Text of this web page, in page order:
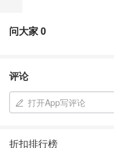
问大家0
评论
打开App写评论
折扣排行榜